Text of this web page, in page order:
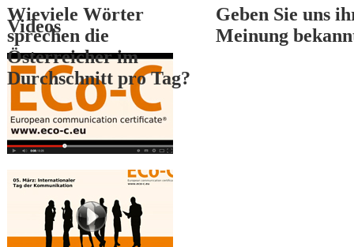
Wieviele Wörter
sprechen die
Österreicher im
Durchschnitt pro Tag?
Geben Sie uns
Meinung
3
Videos